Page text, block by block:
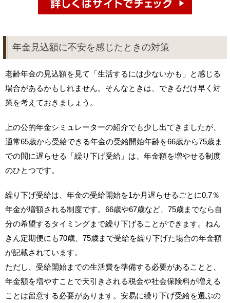
年金見込額に不安を感じたときの対策
老齢年金の見込額を見て「生活するには少ないかも」と感じる
場合があるかもしれません。そんなときは、できるだけ早く対
策を考えておきましょう。
上の公的年金シミュレーターの紹介でも少し出てきましたが、
通常65歳から受給できる年金の受給開始年齢を66歳から75歳ま
での間に遅らせる「繰り下げ受給」は、年金額を増やせる制度
のひとつです。
繰り下げ受給は、年金の受給開始を1か月遅らせるごとに0.7％
年金が増額される制度です。66歳や67歳など、75歳までなら自
分の希望するタイミングまで繰り下げることができます。ねん
きん定期便にも70歳、75歳まで受給を繰り下げた場合の年金額
が記載されています。
ただし、受給開始までの生活費を準備する必要があることと、
年金額を増やすことで天引きされる税金や社会保険料が増える
ことは留意する必要があります。安易に繰り下げ受給を選ぶの